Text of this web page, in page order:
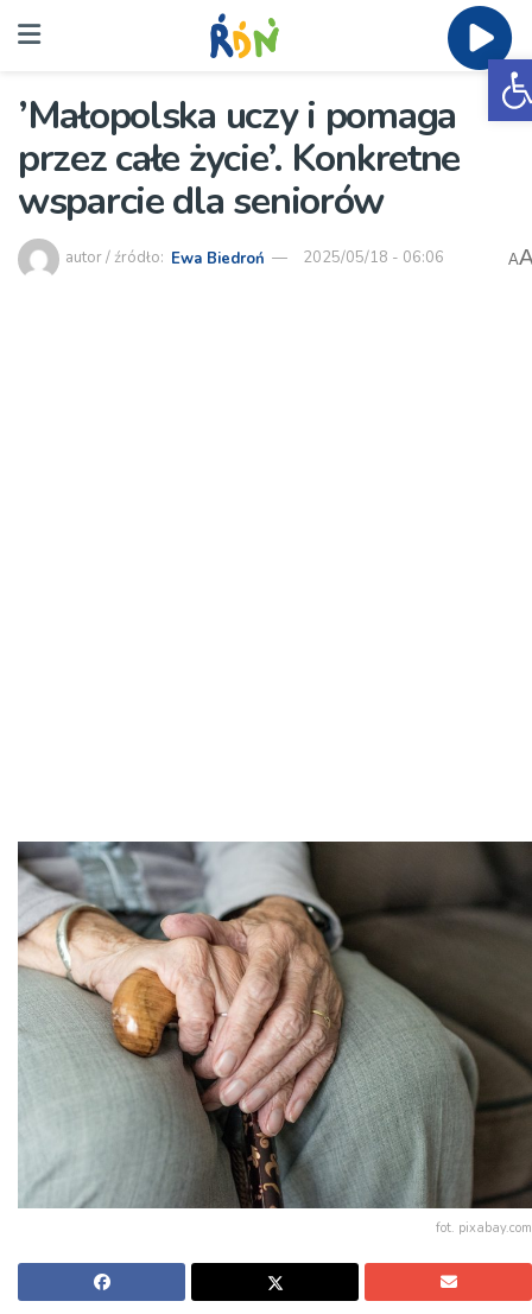
’Małopolska uczy i pomaga
przez całe życie’. Konkretne
wsparcie dla seniorów
autor / źródło: Ewa Biedroń 2025/05/18 - 06:06 A
fot. pixabay.com